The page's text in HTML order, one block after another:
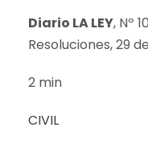
Diario LA LEY, Nº
Resoluciones, 29
2 min
CIVIL